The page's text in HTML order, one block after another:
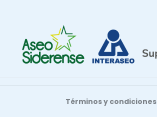
Términos y condiciones